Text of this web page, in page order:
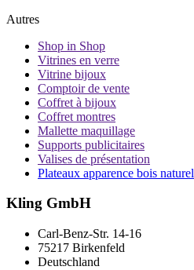
Autres
Shop in Shop
Vitrines en verre
Vitrine bijoux
Comptoir de vente
Coffret à bijoux
Coffret montres
Mallette maquillage
Supports publicitaires
Valises de présentation
Plateaux apparence bois naturel
Kling GmbH
Carl-Benz-Str. 14-16
75217 Birkenfeld
Deutschland